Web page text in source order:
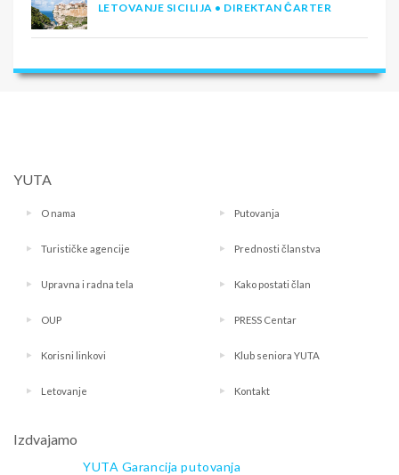
LETOVANJE SICILIJA • DIREKTAN ČARTER
YUTA
O nama Putovanja
Turističke agencije Prednosti članstva
Upravna i radna tela Kako postati član
OUP PRESS Centar
Korisni linkovi Klub seniora YUTA
Letovanje Kontakt
Izdvajamo
YUTA Garancija putovanja